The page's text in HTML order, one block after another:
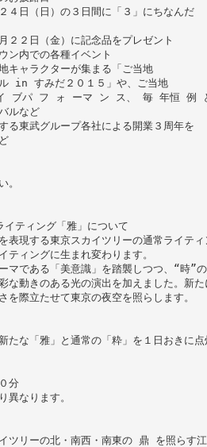
４日（日）の３日間に「３」にちなんだ
２２日（金）に記念品をプレゼント
ン内での各種イベント
キャラクターが集まる「ご当地
in すみだ２０１５」や、ご当地
ブパ フ ォ ーマ ン ス、 毎 年恒 例
ルなど
る東武グループ各社による開業３周年を
。
ティング「雅」について
表現する東京スカイツリーの通常ライテ
ティングに生まれ変わります。
マである「美意識」を踏襲しつつ、“時”
な動きのある光の演出を加えました。新た
を際立たせて東京の夜空を照らします。
な「雅」と通常の「粋」を１日おきに点
分
異なります。
ツリーの北・南西・南東の 鼎 を照らす